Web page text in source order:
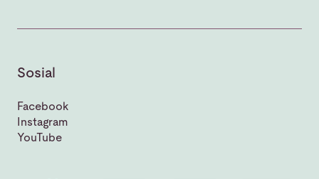
Sosial
Facebook
Instagram
YouTube